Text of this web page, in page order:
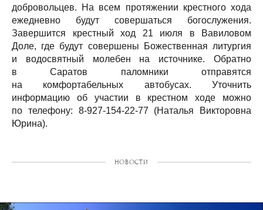
добровольцев. На всем протяжении крестного хода
ежедневно будут совершаться богослужения.
Завершится крестный ход ‪21 июля в Вавиловом
Доле, где будут совершены Божественная литургия
и водосвятный молебен на источнике. Обратно
в Саратов паломники отправятся
на комфортабельных автобусах. Уточнить
информацию об участии в крестном ходе можно
по телефону: 8-927-154-22-77 (Наталья Викторовна
Юрина).
НОВОСТИ